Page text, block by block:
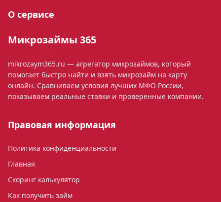
О сервисе
Микрозаймы 365
mikrozaym365.ru — агрегатор микрозаймов, который
помогает быстро найти и взять микрозайм на карту
онлайн. Сравниваем условия лучших МФО России,
показываем реальные ставки и проверенные компании.
Правовая информация
Политика конфиденциальности
Главная
Скоринг калькулятор
Как получить займ